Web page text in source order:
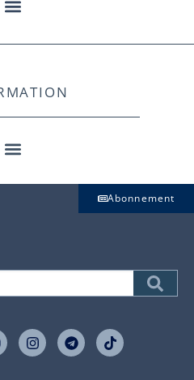
Abonnement